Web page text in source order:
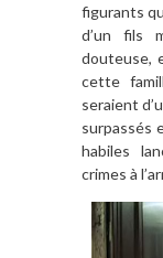
figurants
d’un fils
douteuse,
cette
seraient
surpassés
habiles
crimes à